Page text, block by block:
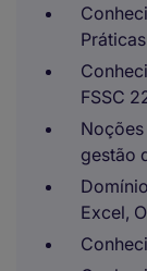
FSSC
gestão
Excel,